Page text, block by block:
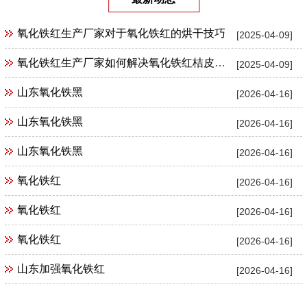
[2025-04-09]
氧化铁红生产厂家对于氧化铁红的烘干技巧
[2025-04-09]
氧化铁红生产厂家如何解决氧化铁红桔皮现象
[2026-04-16]
山东氧化铁黑
[2026-04-16]
山东氧化铁黑
[2026-04-16]
山东氧化铁黑
[2026-04-16]
氧化铁红
[2026-04-16]
氧化铁红
[2026-04-16]
氧化铁红
[2026-04-16]
山东加强氧化铁红